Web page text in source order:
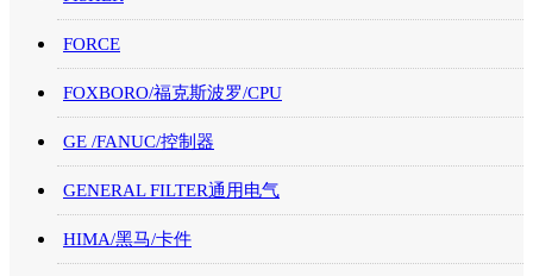
FORCE
FOXBORO/福克斯波罗/CPU
GE /FANUC/控制器
GENERAL FILTER通用电气
HIMA/黑马/卡件